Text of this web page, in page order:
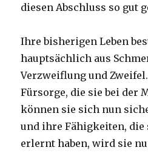
diesen Abschluss so gut
Ihre bisherigen Leben
hauptsächlich aus
Verzweiflung und
Fürsorge, die sie bei der
können sie sich nun
und ihre Fähigkeiten, die
erlernt haben, wird sie